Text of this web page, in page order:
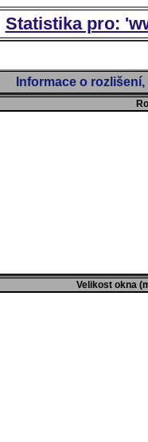
Statistika pro:
Informace o
Velikost okna